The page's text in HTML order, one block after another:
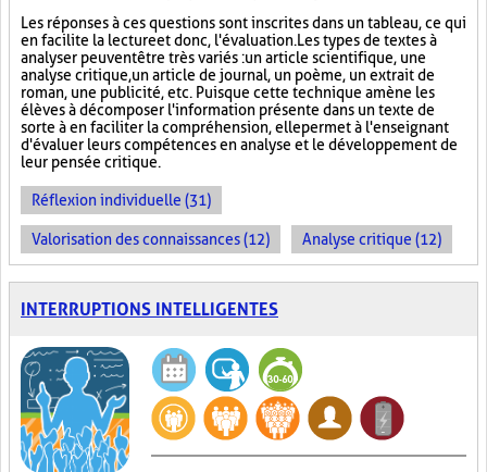
Les réponses à ces questions sont inscrites dans un tableau, ce qui
en facilite la lecture et donc, l'évaluation. Les types de textes à
analyser peuvent être très variés : un article scientifique, une
analyse critique, un article de journal, un poème, un extrait de
roman, une publicité, etc. Puisque cette technique amène les
élèves à décomposer l'information présente dans un texte de
sorte à en faciliter la compréhension, elle permet à l'enseignant
d'évaluer leurs compétences en analyse et le développement de
leur pensée critique.
Réflexion individuelle (31)
Valorisation des connaissances (12) Analyse critique (12)
INTERRUPTIONS INTELLIGENTES